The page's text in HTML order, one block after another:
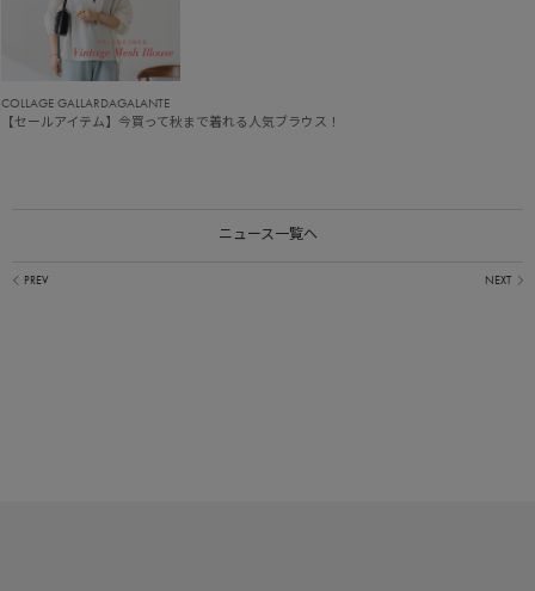
COLLAGE GALLARDAGALANTE
【セールアイテム】今買って秋まで着れる人気ブラウス！
ニュース一覧へ